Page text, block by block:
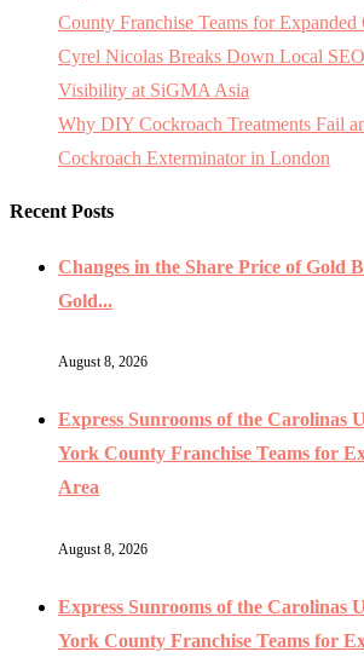
County Franchise Teams for Expanded
Cyrel Nicolas Breaks Down Local
Visibility at SiGMA Asia
Why DIY Cockroach Treatments Fail
Cockroach Exterminator in London
Recent Posts
Changes in the Share Price of Gold
Gold...
August 8, 2026
Express Sunrooms of the Carolinas
York County Franchise Teams for
Area
August 8, 2026
Express Sunrooms of the Carolinas
York County Franchise Teams for